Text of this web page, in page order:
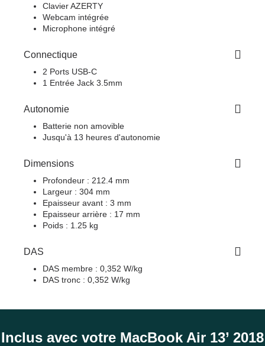
Clavier AZERTY
Webcam intégrée
Microphone intégré
Connectique
2 Ports USB-C
1 Entrée Jack 3.5mm
Autonomie
Batterie non amovible
Jusqu'à 13 heures d'autonomie
Dimensions
Profondeur : 212.4 mm
Largeur : 304 mm
Epaisseur avant : 3 mm
Epaisseur arrière : 17 mm
Poids : 1.25 kg
DAS
DAS membre : 0,352 W/kg
DAS tronc : 0,352 W/kg
Inclus avec votre MacBook Air 13’ 2018